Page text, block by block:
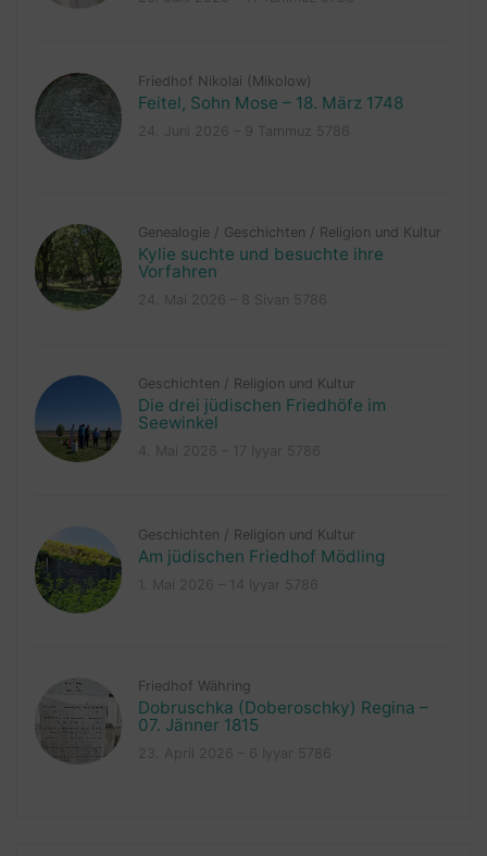
Friedhof Nikolai (Mikolow)
Feitel, Sohn Mose – 18. März 1748
Genealogie / Geschichten / Religion und Kultur
Kylie suchte und besuchte ihre
Vorfahren
Geschichten / Religion und Kultur
Die drei jüdischen Friedhöfe im
Seewinkel
Geschichten / Religion und Kultur
Am jüdischen Friedhof Mödling
Friedhof Währing
Dobruschka (Doberoschky) Regina –
07. Jänner 1815